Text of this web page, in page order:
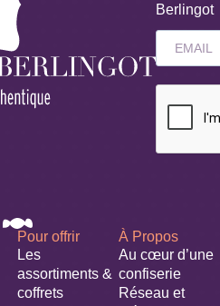
Berlingot
Pour offrir
Les
assortiments &
coffrets
À Propos
Au cœur d’une
confiserie
Réseau et